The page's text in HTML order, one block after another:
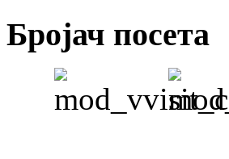
Бројач посета